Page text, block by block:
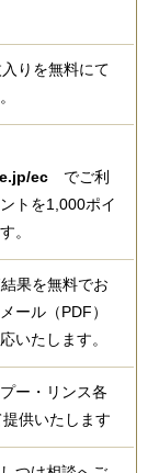
りを無料にて
ec でご利
トを1,000ポイ
。
果を無料でお
ール（PDF）
いたします。
ー・リンス各
供いたします